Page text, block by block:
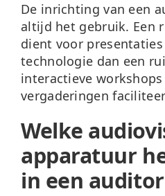
De inrichting van een
altijd het gebruik. Een
dient voor
technologie dan een
interactieve
vergaderingen
Welke
apparatuur
in een